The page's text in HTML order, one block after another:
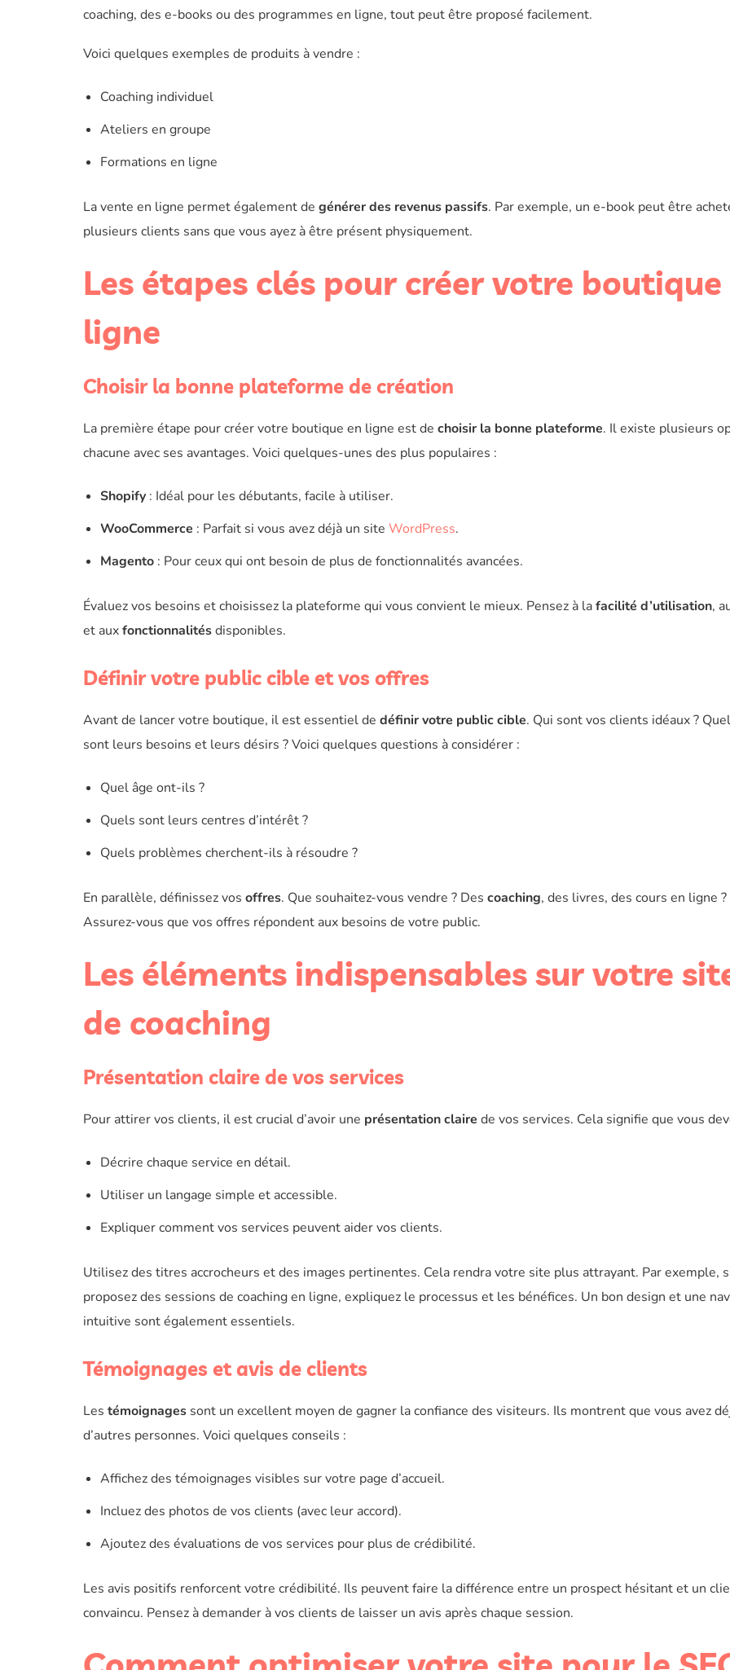
coaching, des e-books ou des programmes en ligne, tout peut être proposé facilement.
Voici quelques exemples de produits à vendre :
Coaching individuel
Ateliers en groupe
Formations en ligne
La vente en ligne permet également de générer des revenus passifs. Par exemple, un e-book peut être
plusieurs clients sans que vous ayez à être présent physiquement.
Les étapes clés pour créer votre boutique
ligne
Choisir la bonne plateforme de création
La première étape pour créer votre boutique en ligne est de choisir la bonne plateforme. Il existe plusieurs
chacune avec ses avantages. Voici quelques-unes des plus populaires :
Shopify: Idéal pour les débutants, facile à utiliser.
WooCommerce : Parfait si vous avez déjà un site WordPress.
Magento: Pour ceux qui ont besoin de plus de fonctionnalités avancées.
Évaluez vos besoins et choisissez la plateforme qui vous convient le mieux. Pensez à lafacilité d’utilisation,
et auxfonctionnalitésdisponibles.
Définir votre public cible et vos offres
Avant de lancer votre boutique, il est essentiel de définir votre public cible. Qui sont vos clients idéaux ?
sont leurs besoins et leurs désirs ? Voici quelques questions à considérer :
Quel âge ont-ils ?
Quels sont leurs centres d’intérêt ?
Quels problèmes cherchent-ils à résoudre ?
En parallèle, définissez vos offres. Que souhaitez-vous vendre ? Des coaching, des livres, des cours en ligne ?
Assurez-vous que vos offres répondent aux besoins de votre public.
Les éléments indispensables sur votre
de coaching
Présentation claire de vos services
Pour attirer vos clients, il est crucial d’avoir une présentation claire de vos services. Cela signifie que vous
Décrire chaque service en détail.
Utiliser un langage simple et accessible.
Expliquer comment vos services peuvent aider vos clients.
Utilisez des titres accrocheurs et des images pertinentes. Cela rendra votre site plus attrayant. Par exemple,
proposez des sessions de coaching en ligne, expliquez le processus et les bénéfices. Un bon design et une
intuitive sont également essentiels.
Témoignages et avis de clients
Les témoignages sont un excellent moyen de gagner la confiance des visiteurs. Ils montrent que vous avez
d’autres personnes. Voici quelques conseils :
Affichez des témoignages visibles sur votre page d’accueil.
Incluez des photos de vos clients (avec leur accord).
Ajoutez des évaluations de vos services pour plus de crédibilité.
Les avis positifs renforcent votre crédibilité. Ils peuvent faire la différence entre un prospect hésitant et un
convaincu. Pensez à demander à vos clients de laisser un avis après chaque session.